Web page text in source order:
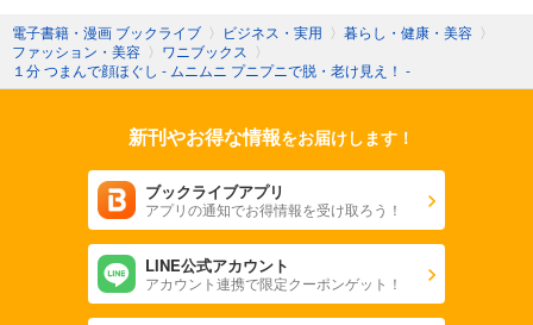
電子書籍・漫画 ブックライブ 〉 ビジネス・実用 〉 暮らし・健康・美容 〉
ファッション・美容 〉 ワニブックス 〉
１分 つまんで顔ほぐし - ムニムニ プニプニで脱・老け見え！ -
新刊やお得な情報をお届けします！
ブックライブアプリ
アプリの通知でお得情報を受け取ろう！
LINE公式アカウント
アカウント連携で限定クーポンゲット！